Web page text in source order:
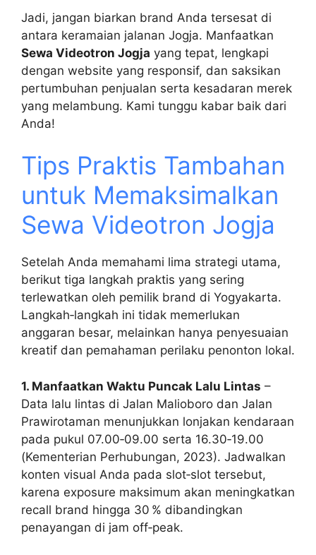
Jadi, jangan biarkan brand Anda tersesat di
antara keramaian jalanan Jogja. Manfaatkan
Sewa Videotron Jogja yang tepat, lengkapi
dengan website yang responsif, dan saksikan
pertumbuhan penjualan serta kesadaran merek
yang melambung. Kami tunggu kabar baik dari
Anda!
Tips Praktis Tambahan
untuk Memaksimalkan
Sewa Videotron Jogja
Setelah Anda memahami lima strategi utama,
berikut tiga langkah praktis yang sering
terlewatkan oleh pemilik brand di Yogyakarta.
Langkah‑langkah ini tidak memerlukan
anggaran besar, melainkan hanya penyesuaian
kreatif dan pemahaman perilaku penonton lokal.
1. Manfaatkan Waktu Puncak Lalu Lintas –
Data lalu lintas di Jalan Malioboro dan Jalan
Prawirotaman menunjukkan lonjakan kendaraan
pada pukul 07.00‑09.00 serta 16.30‑19.00
(Kementerian Perhubungan, 2023). Jadwalkan
konten visual Anda pada slot‑slot tersebut,
karena exposure maksimum akan meningkatkan
recall brand hingga 30 % dibandingkan
penayangan di jam off‑peak.